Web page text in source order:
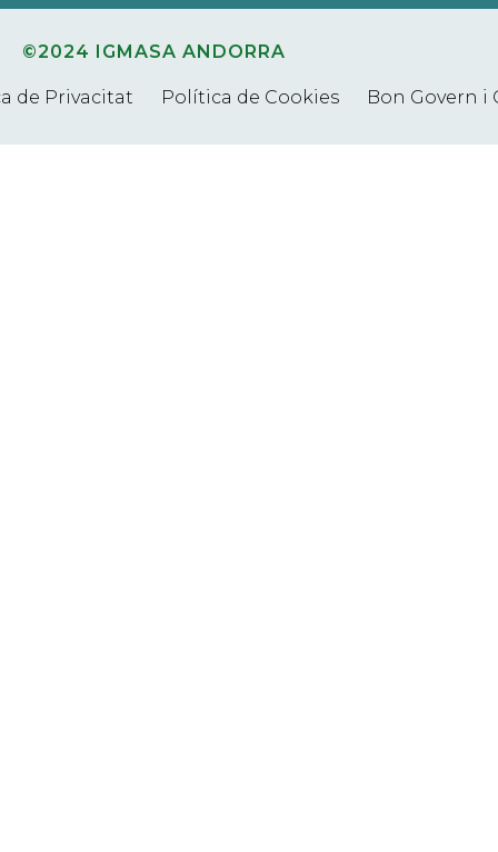
©2024 IGMASA ANDORRA
de Privacitat Política de Cookies Bon Govern i